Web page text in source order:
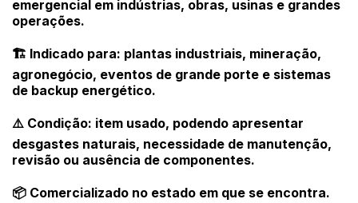
emergencial em indústrias, obras, usinas e grandes
operações.
🏗️ Indicado para: plantas industriais, mineração,
agronegócio, eventos de grande porte e sistemas
de backup energético.
⚠️ Condição: item usado, podendo apresentar
desgastes naturais, necessidade de manutenção,
revisão ou ausência de componentes.
📦 Comercializado no estado em que se encontra.